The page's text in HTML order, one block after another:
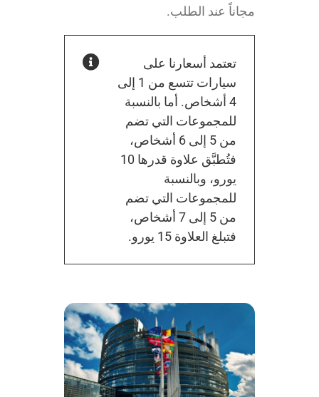
مجاناً عند الطلب.
تعتمد أسعارنا على
سيارات تتسع من 1 إلى
4 أشخاص. أما بالنسبة
للمجموعات التي تضم
من 5 إلى 6 أشخاص،
فتُطبَّق علاوة قدرها 10
يورو، وبالنسبة
للمجموعات التي تضم
من 5 إلى 7 أشخاص،
فتبلغ العلاوة 15 يورو.